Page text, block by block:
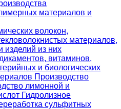
материалов и
волокон,
материалов,
изделий из них
витаминов,
и биологических
Производство
лимонной и
Гидролизное
сульфитных